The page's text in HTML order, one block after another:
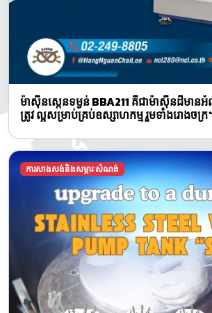
ម៉ាស៊ីនស្កេនទម្ងន់ BBA211 គឺជាម៉ាស៊ីនដ៏មាន
ត្រូវ ល្អសម្រាប់គ្រប់ឧស្សាហកម្ម រួមទាំងរោងចក្រ
ការសាងសង់និងសម្ភារៈសំណង់